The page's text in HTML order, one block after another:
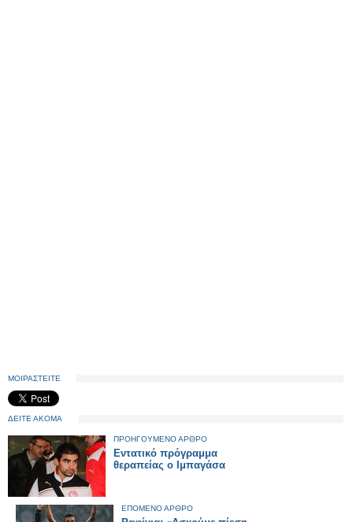
ΜΟΙΡΑΣΤΕΙΤΕ
ΔΕΙΤΕ ΑΚΟΜΑ
ΠΡΟΗΓΟΥΜΕΝΟ ΑΡΘΡΟ
Εντατικό πρόγραμμα
θεραπείας ο Ιμπαγάσα
ΕΠΟΜΕΝΟ ΑΡΘΡΟ